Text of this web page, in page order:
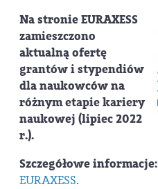
Na stronie EURAXESS
zamieszczono
aktualną ofertę
grantów i stypendiów
dla naukowców na
różnym etapie kariery
naukowej (lipiec 2022
r.).
Szczegółowe informacje:
EURAXESS.